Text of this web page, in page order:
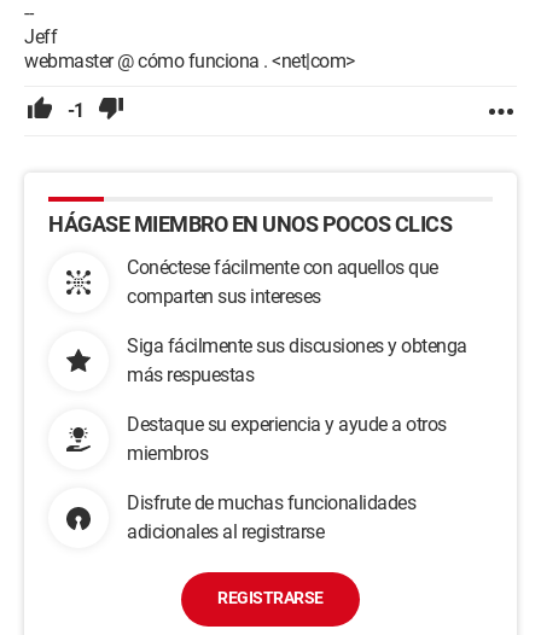
--
Jeff
webmaster @ cómo funciona . <net|com>
-1
HÁGASE MIEMBRO EN UNOS POCOS CLICS
Conéctese fácilmente con aquellos que
comparten sus intereses
Siga fácilmente sus discusiones y obtenga
más respuestas
Destaque su experiencia y ayude a otros
miembros
Disfrute de muchas funcionalidades
adicionales al registrarse
REGISTRARSE